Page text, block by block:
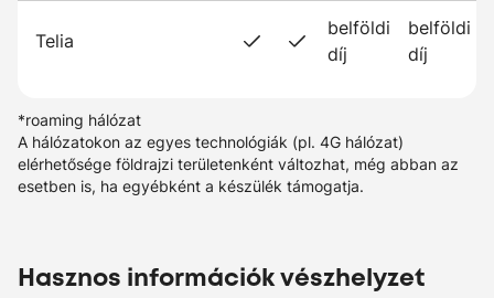
Telia
belföldi
díj
belföldi
díj
*roaming hálózat
A hálózatokon az egyes technológiák (pl. 4G hálózat)
elérhetősége földrajzi területenként változhat, még abban az
esetben is, ha egyébként a készülék támogatja.
Hasznos információk vészhelyzet